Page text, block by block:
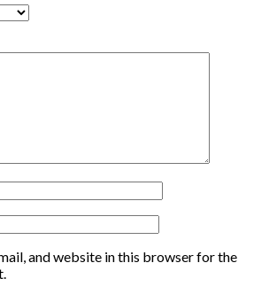
and website in this browser for the